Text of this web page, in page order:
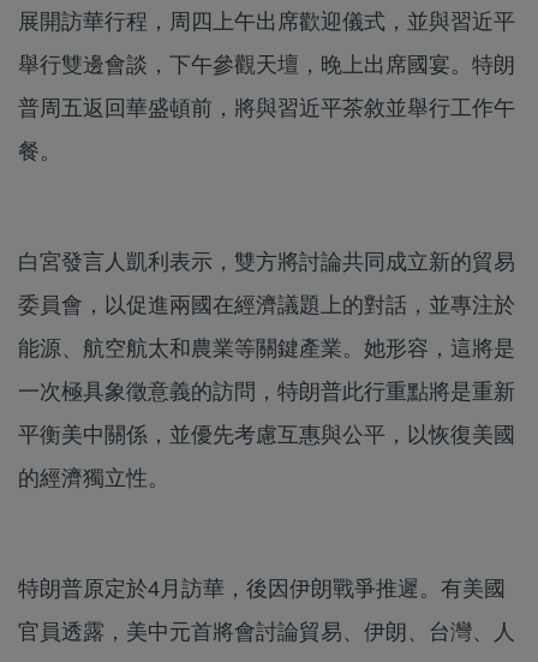
展開訪華行程，周四上午出席歡迎儀式，並與習近平
舉行雙邊會談，下午參觀天壇，晚上出席國宴。特朗
普周五返回華盛頓前，將與習近平茶敘並舉行工作午
餐。
白宮發言人凱利表示，雙方將討論共同成立新的貿易
委員會，以促進兩國在經濟議題上的對話，並專注於
能源、航空航太和農業等關鍵產業。她形容，這將是
一次極具象徵意義的訪問，特朗普此行重點將是重新
平衡美中關係，並優先考慮互惠與公平，以恢復美國
的經濟獨立性。
特朗普原定於4月訪華，後因伊朗戰爭推遲。有美國
官員透露，美中元首將會討論貿易、伊朗、台灣、人